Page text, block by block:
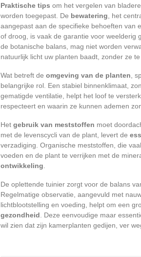
Praktische tips om het vergelen van
worden toegepast. De bewatering , het
aangepast aan de specifieke behoeften van
of droog, is vaak de garantie voor weelderig
de botanische balans, mag niet worden
natuurlijk licht uw planten baadt, zonder ze
Wat betreft de omgeving van de planten ,
belangrijke rol. Een stabiel binnenklimaat,
gematigde ventilatie, helpt het loof te
respecteert en waarin ze kunnen ademen
Het gebruik van meststoffen moet
met de levenscycli van de plant, levert de
verzadiging. Organische meststoffen, die
voeden en de plant te verrijken met de
ontwikkeling
De oplettende tuinier zorgt voor de balans
Regelmatige observatie, aangevuld met
lichtblootstelling en voeding, helpt om een
gezondheid . Deze eenvoudige maar
wil zien dat zijn kamerplanten gedijen, ver